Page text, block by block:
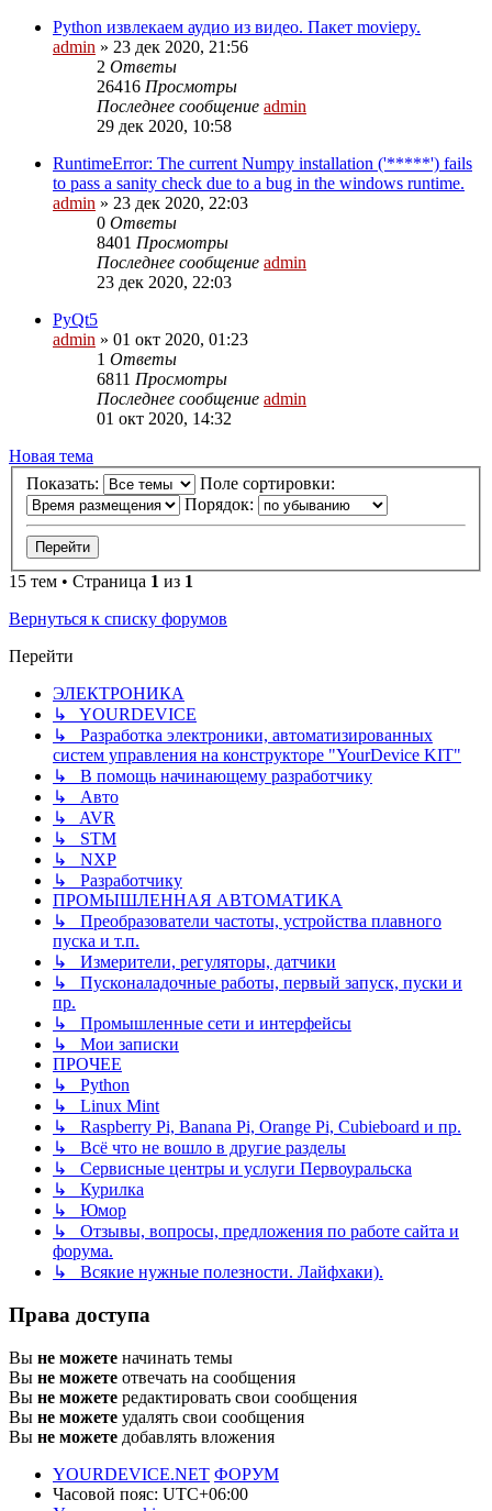
Python извлекаем аудио из видео. Пакет moviepy.
admin » 23 дек 2020, 21:56
2 Ответы
26416 Просмотры
Последнее сообщение admin
29 дек 2020, 10:58
RuntimeError: The current Numpy installation ('*****') fails
to pass a sanity check due to a bug in the windows runtime.
admin » 23 дек 2020, 22:03
0 Ответы
8401 Просмотры
Последнее сообщение admin
23 дек 2020, 22:03
PyQt5
admin » 01 окт 2020, 01:23
1 Ответы
6811 Просмотры
Последнее сообщение admin
01 окт 2020, 14:32
Новая тема
Показать:
Поле сортировки:
Порядок:
15 тем • Страница 1 из 1
Вернуться к списку форумов
Перейти
ЭЛЕКТРОНИКА
↳ YOURDEVICE
↳ Разработка электроники, автоматизированных
систем управления на конструкторе "YourDevice KIT"
↳ В помощь начинающему разработчику
↳ Авто
↳ AVR
↳ STM
↳ NXP
↳ Разработчику
ПРОМЫШЛЕННАЯ АВТОМАТИКА
↳ Преобразователи частоты, устройства плавного
пуска и т.п.
↳ Измерители, регуляторы, датчики
↳ Пусконаладочные работы, первый запуск, пуски и
пр.
↳ Промышленные сети и интерфейсы
↳ Мои записки
ПРОЧЕЕ
↳ Python
↳ Linux Mint
↳ Raspberry Pi, Banana Pi, Orange Pi, Cubieboard и пр.
↳ Всё что не вошло в другие разделы
↳ Сервисные центры и услуги Первоуральска
↳ Курилка
↳ Юмор
↳ Отзывы, вопросы, предложения по работе сайта и
форума.
↳ Всякие нужные полезности. Лайфхаки).
Права доступа
Вы не можете начинать темы
Вы не можете отвечать на сообщения
Вы не можете редактировать свои сообщения
Вы не можете удалять свои сообщения
Вы не можете добавлять вложения
YOURDEVICE.NET ФОРУМ
Часовой пояс: UTC+06:00